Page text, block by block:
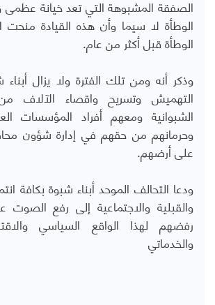
الصفقة المشبوهة التي تعد خيانة عظمى
الوطأة لا سيما وأن هذه القيادة منحت
الوطأة قبل أكثر من عام.
وذكر أنه ومن تلك الفترة ولا يزال
التهميش وتسريح واقصاء الآلاف
الشبوانية ومعهم أفراد المؤسسات
وحرمانهم من حقهم في إدارة شؤون
على أرضهم.
ودعا التحالف الموحد أبناء شبوة بكافة
والقبلية والاجتماعية إلى رفع الصوت
رفضهم لهذا الواقع السياسي
والخدماتي